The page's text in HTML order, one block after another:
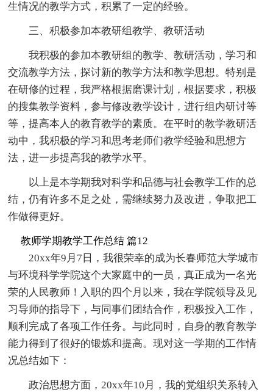
生情况的教学方式，积累了一定的经验。
三、积极参加本教研组教学、教研活动
我积极的参加本教研组的教学、教研活动，学习和
交流教学方法，探讨新的教学方法和教学思想。特别是
在研修的过程，我严格根据磨课计划，根据要求，积极
的搜集教学资料，参与修改教学设计，进行组内研讨等
等，提高本人的教育教学的素质。在平时的教学教研活
动中，我积极的学习和思考老师们教学经验和思想方
法，进一步提高我的教学水平。
以上是本学期我对科学和品德与社会教学工作的总
结，仍有许多不足之处，需继续努力及改进，争取把工
作做得更好。
教师学期教学工作总结 篇12
20xx年9月7日，我很荣幸的成为长春师范大学城市
与环境科学学院这个大家庭中的一员，真正成为一名光
荣的人民教师！入职的四个月以来，我在学院领导及见
习导师的指导下，与同事们团结合作，积极投入工作，
顺利完成了各项工作任务。与此同时，自身的教育教学
能力得到了很好的锻炼和提高。现对这一学期的工作情
况总结如下：
政治思想方面，20xx年10月，我的党组织关系转入